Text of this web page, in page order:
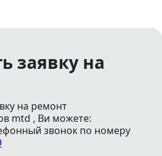
заявку на
на ремонт
mtd , Ви можете:
звонок по номеру